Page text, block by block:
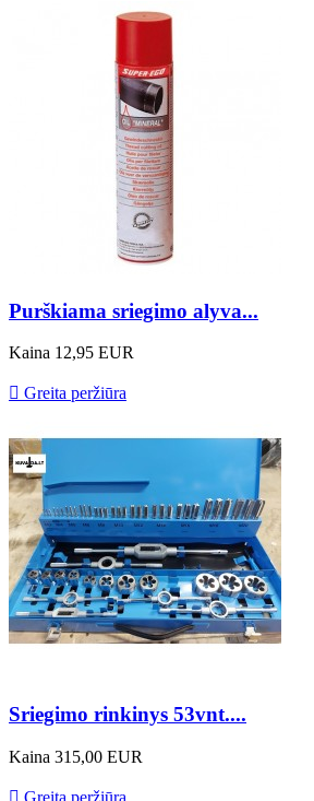
Purškiama sriegimo alyva...
Kaina 12,95 EUR
 Greita peržiūra
Sriegimo rinkinys 53vnt....
Kaina 315,00 EUR
 Greita peržiūra